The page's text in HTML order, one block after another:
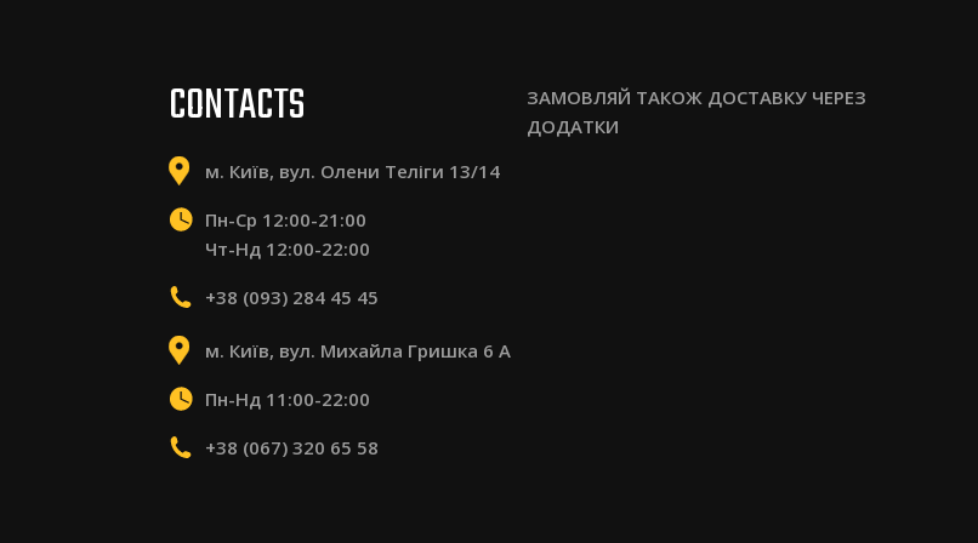
CONTACTS
м. Київ, вул. Олени Теліги 13/14
Пн-Ср 12:00-21:00
Чт-Нд 12:00-22:00
+38 (093) 284 45 45
м. Київ, вул. Михайла Гришка 6 А
Пн-Нд 11:00-22:00
+38 (067) 320 65 58
ЗАМОВЛЯЙ ТАКОЖ ДОСТАВКУ ЧЕРЕЗ
ДОДАТКИ